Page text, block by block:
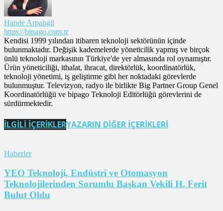
Hande Arpalıgil
https://bipago.com.tr
Kendisi 1999 yılından itibaren teknoloji sektörünün içinde
bulunmaktadır. Değişik kademelerde yöneticilik yapmış ve birçok
ünlü teknoloji markasının Türkiye'de yer almasında rol oynamıştır.
Ürün yöneticiliği, ithalat, ihracat, direktörlük, koordinatörlük,
teknoloji yönetimi, iş geliştirme gibi her noktadaki görevlerde
bulunmuştur. Televizyon, radyo ile birlikte Big Partner Group Genel
Koordinatörlüğü ve bipago Teknoloji Editörlüğü görevlerini de
sürdürmektedir.
İLGİLİ İÇERİKLERYAZARIN DİĞER İÇERİKLERİ
Haberler
YEO Teknoloji, Endüstri ve Otomasyon
Teknolojilerinden Sorumlu Başkan Vekili H. Ferit
Bulut Oldu